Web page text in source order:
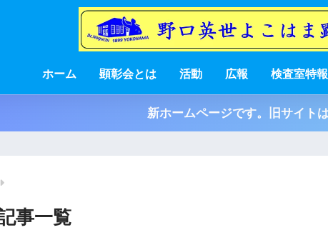
ホーム 顕彰会とは 活動 広報 検査室特報
新ホームページです。旧サイト
事一覧